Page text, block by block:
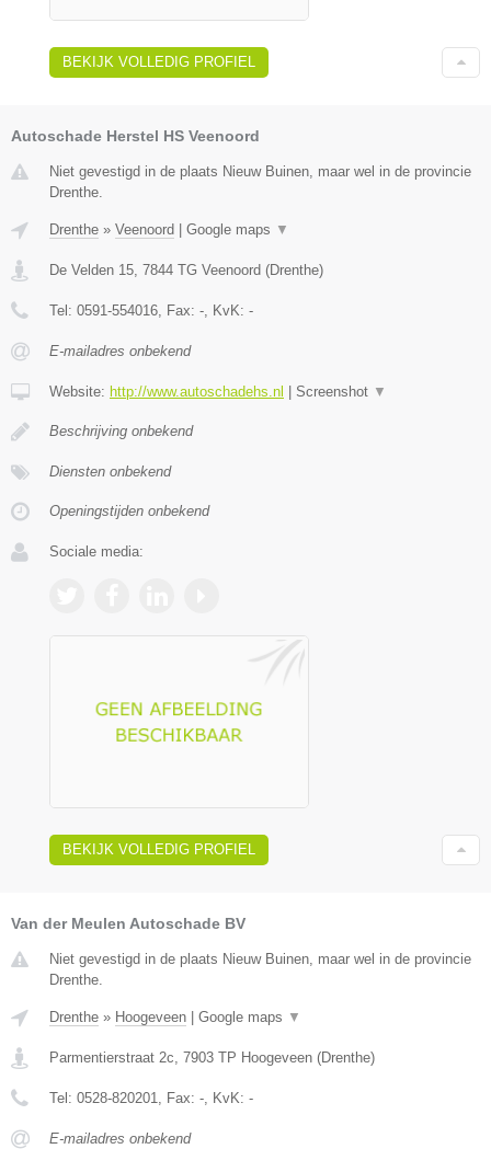
BEKIJK VOLLEDIG PROFIEL
Autoschade Herstel HS Veenoord
Niet gevestigd in de plaats Nieuw Buinen, maar wel in de provincie
Drenthe.
Drenthe » Veenoord | Google maps ▼
De Velden 15 7844 TG Veenoord (Drenthe)
Tel: 0591-554016 , Fax: - , KvK: -
E-mailadres onbekend
Website: http://www.autoschadehs.nl | Screenshot ▼
Beschrijving onbekend
Diensten onbekend
Openingstijden onbekend
Sociale media:
BEKIJK VOLLEDIG PROFIEL
Van der Meulen Autoschade BV
Niet gevestigd in de plaats Nieuw Buinen, maar wel in de provincie
Drenthe.
Drenthe » Hoogeveen Google maps ▼
Parmentierstraat 2c, 7903 TP Hoogeveen (Drenthe)
Tel: 0528-820201, Fax: -, KvK: -
E-mailadres onbekend